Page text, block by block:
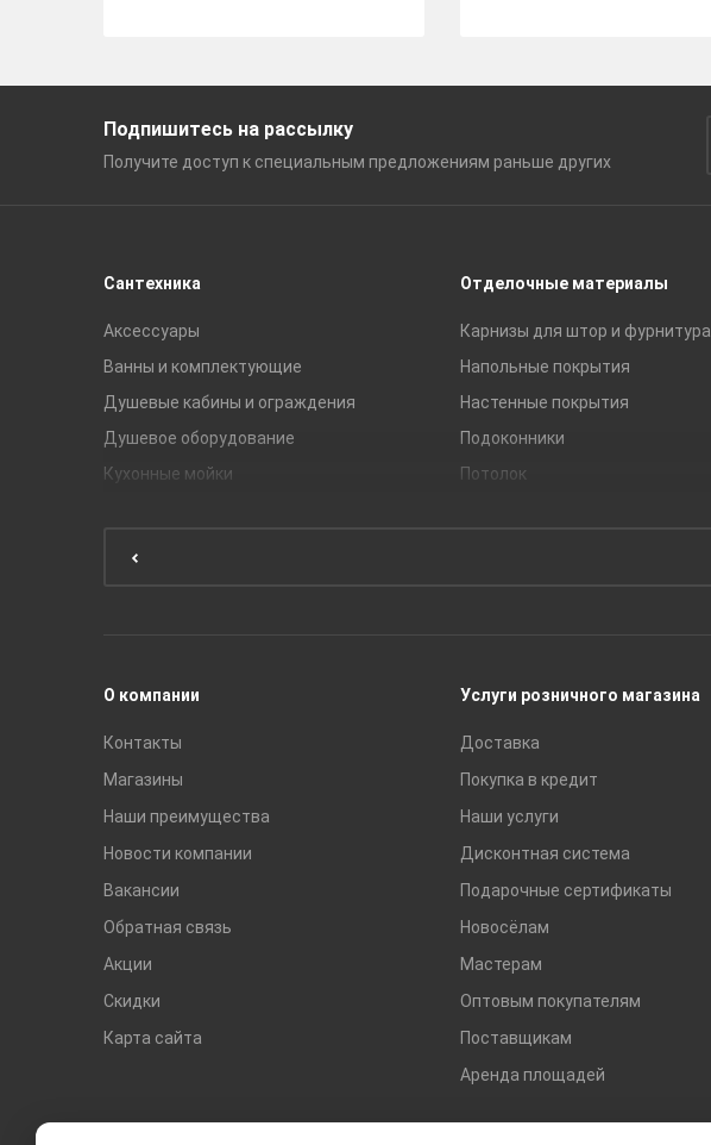
Подпишитесь на рассылку
Получите доступ к специальным предложениям раньше других
Сантехника
Аксессуары
Ванны и комплектующие
Душевые кабины и ограждения
Душевое оборудование
Кухонные мойки
Отделочные материалы
Карнизы для штор и фурнитура
Напольные покрытия
Настенные покрытия
Подоконники
Потолок
О компании
Контакты
Магазины
Наши преимущества
Новости компании
Вакансии
Обратная связь
Акции
Скидки
Карта сайта
Услуги розничного магазина
Доставка
Покупка в кредит
Наши услуги
Дисконтная система
Подарочные сертификаты
Новосёлам
Мастерам
Оптовым покупателям
Поставщикам
Аренда площадей